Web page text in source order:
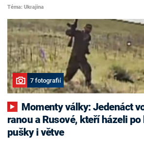
Téma: Ukrajina
7 fotografií
ranou a Rusové, kteří házeli
pušky i větve